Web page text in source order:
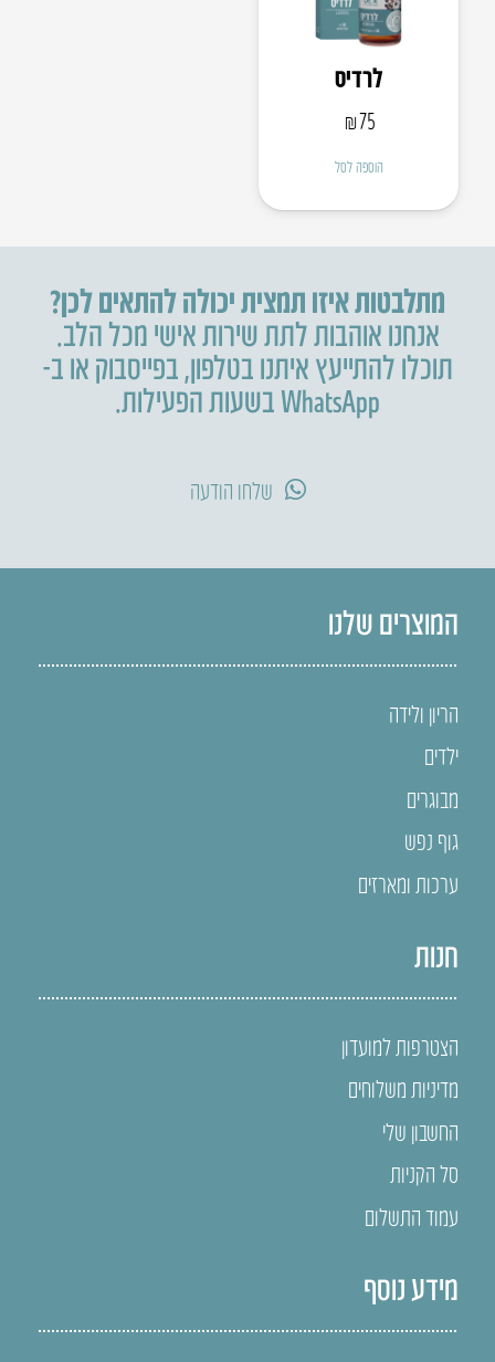
לרדיס
₪75
הוספה לסל
מתלבטות איזו תמצית יכולה להתאים לכן?
אנחנו אוהבות לתת שירות אישי מכל הלב.
תוכלו להתייעץ איתנו בטלפון,בפייסבוק או ב-
WhatsApp בשעות הפעילות.
שלחו הודעה
המוצרים שלנו
הריון ולידה
ילדים
מבוגרים
גוף נפש
ערכות ומארזים
חנות
הצטרפות למועדון
מדיניות משלוחים
החשבון שלי
סל הקניות
עמוד התשלום
מידע נוסף